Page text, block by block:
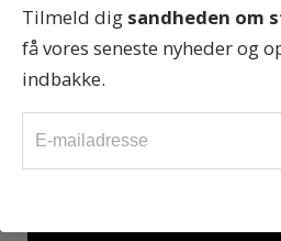
Hvad er risikoen ved
Tilmeld dig sandheden om
få vores seneste nyheder og
indbakke.